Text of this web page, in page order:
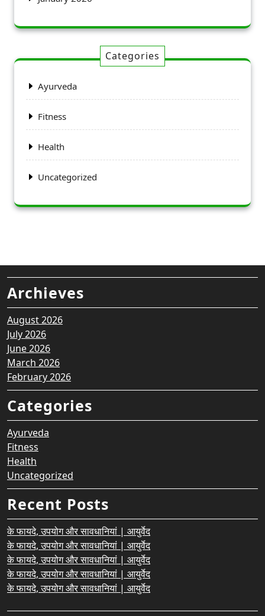
Categories
Ayurveda
Fitness
Health
Uncategorized
Archieves
August 2026
July 2026
June 2026
March 2026
February 2026
Categories
Ayurveda
Fitness
Health
Uncategorized
Recent Posts
के फायदे, उपयोग और सावधानियां | आयुर्वेद
के फायदे, उपयोग और सावधानियां | आयुर्वेद
के फायदे, उपयोग और सावधानियां | आयुर्वेद
के फायदे, उपयोग और सावधानियां | आयुर्वेद
के फायदे, उपयोग और सावधानियां | आयुर्वेद